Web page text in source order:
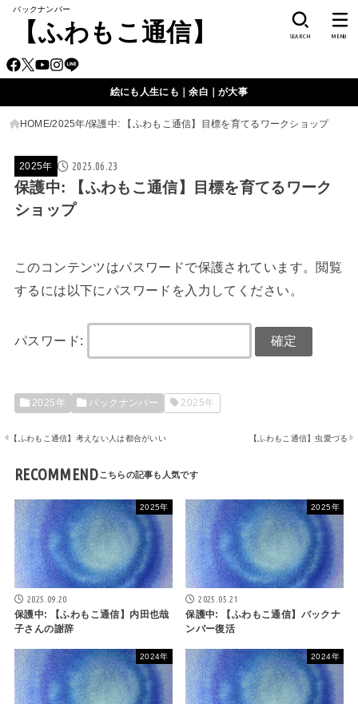
バックナンバー
【ふわもこ通信】 SEARCH MENU
絵にも人生にも｜余白｜が大事
HOME 2025年 保護中: 【ふわもこ通信】目標を育てるワークショップ
2025年 2025.06.23
保護中: 【ふわもこ通信】目標を育てるワーク
ショップ
このコンテンツはパスワードで保護されています。閲覧
するには以下にパスワードを入力してください。
パスワード:
2025年 バックナンバー 2025年
【ふわもこ通信】考えない人は都合がいい 【ふわもこ通信】虫愛づる
RECOMMEND
2025年
2025.09.20
保護中: 【ふわもこ通信】内田也哉
子さんの謝辞
2025年
2025.05.21
保護中: 【ふわもこ通信】バックナ
ンバー復活
2024年 2024年